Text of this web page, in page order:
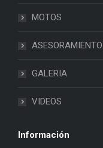
MOTOS
GALERIA
VIDEOS
Información